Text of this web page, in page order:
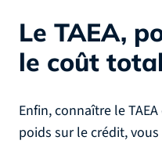
Le TAEA,
le coût
Enfin, connaître le
poids sur le crédit,